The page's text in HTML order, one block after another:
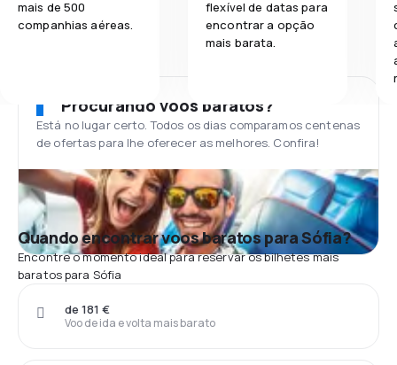
mais de 500
companhias aéreas.
flexível de datas para
encontrar a opção
mais barata.
Procurando voos baratos?
Está no lugar certo. Todos os dias comparamos centenas
de ofertas para lhe oferecer as melhores. Confira!
Quando encontrar voos baratos para Sófia?
Encontre o momento ideal para reservar os bilhetes mais
baratos para Sófia
Voo de ida e volta mais barato
de 181 €